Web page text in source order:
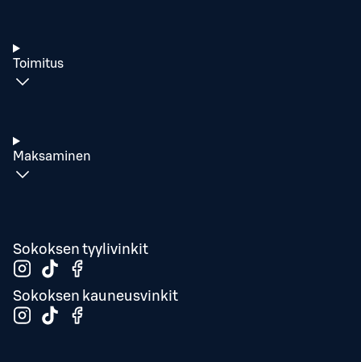
Toimitus
Maksaminen
Sokoksen tyylivinkit
Sokoksen kauneusvinkit